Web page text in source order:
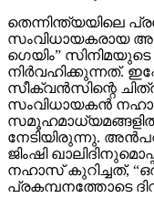
തെന്നിന്ത്യയിലെ
സംവിധായകരായ
ഗെയിം”
നിർവഹിക്കുന്നത്.
സീക്വൻസിന്റെ
സംവിധായകൻ
സമൂഹമാധ്യമങ്ങളിൽ
നേടിയിരുന്നു.
ജിംഷി
നഹാസ് കുറിച്ചത്,
പ്രകമ്പനത്തോടെ